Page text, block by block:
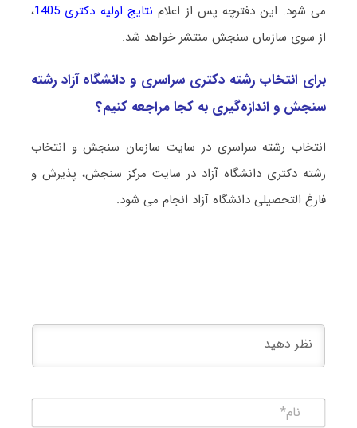
می شود. این دفترچه پس از اعلام نتایج اولیه دکتری 1405
،
از سوی سازمان سنجش منتشر خواهد شد.
برای انتخاب رشته دکتری سراسری و دانشگاه آزاد رشته
ﺳﻨﺠﺶ و اﻧﺪازهﮔﻴﺮی به کجا مراجعه کنیم؟
انتخاب رشته سراسری در سایت سازمان سنجش و انتخاب
رشته دکتری دانشگاه آزاد در سایت مرکز سنجش، پذیرش و
فارغ التحصیلی دانشگاه آزاد انجام می شود.